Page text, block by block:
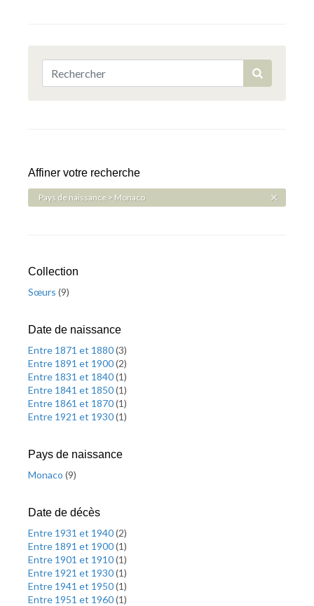
Affiner votre recherche
Pays de naissance > Monaco
Collection
Sœurs (9)
Date de naissance
Entre 1871 et 1880(3)
Entre 1891 et 1900(2)
Entre 1831 et 1840(1)
Entre 1841 et 1850(1)
Entre 1861 et 1870(1)
Entre 1921 et 1930(1)
Pays de naissance
Monaco (9)
Date de décès
Entre 1931 et 1940(2)
Entre 1891 et 1900(1)
Entre 1901 et 1910(1)
Entre 1921 et 1930(1)
Entre 1941 et 1950(1)
Entre 1951 et 1960(1)